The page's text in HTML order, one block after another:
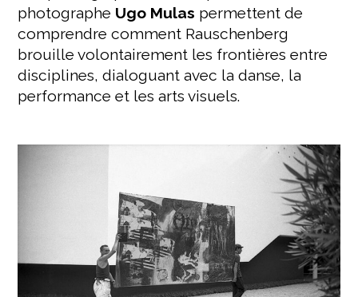
photographe Ugo Mulas permettent de
comprendre comment Rauschenberg
brouille volontairement les frontières entre
disciplines, dialoguant avec la danse, la
performance et les arts visuels.